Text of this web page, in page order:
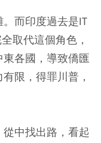
而印度過去是IT
取代這個角色，
各國，導致僑匯
限，得罪川普，
中找出路，看起